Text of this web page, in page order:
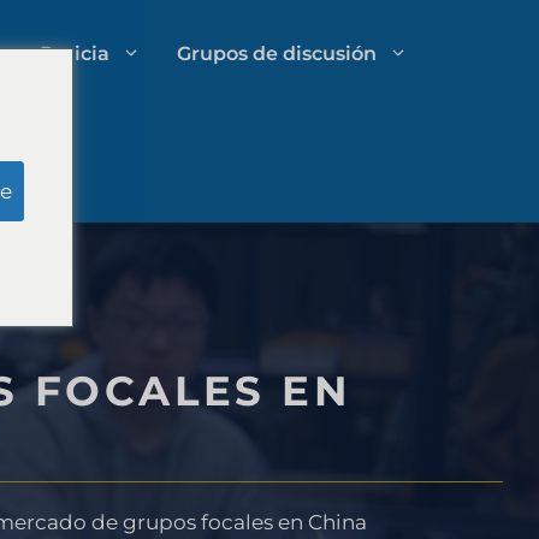
Estrategias de crecimiento para
Pericia Grupos de discusión
FOCALES EN
de grupos focales en China